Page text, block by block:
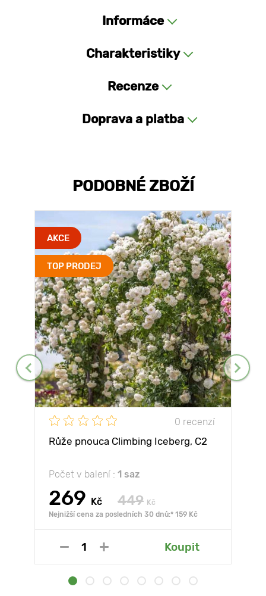
Informáce
Charakteristiky
Recenze
Doprava a platba
PODOBNÉ ZBOŽÍ
AKCE
TOP PRODEJ
0 recenzí
Růže pnouca Climbing Iceberg, C2
Počet v balení : 1 saz
269 Kč 449 Kč
Nejnižší cena za posledních 30 dnů:* 159 Kč
Koupit